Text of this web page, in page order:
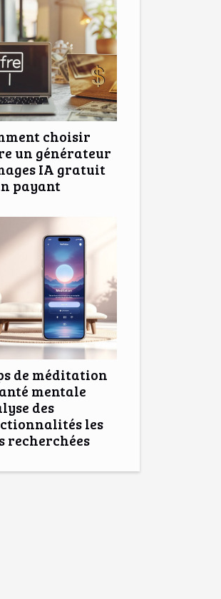
choisir
un générateur
IA gratuit
payant
de méditation
mentale
des
les
recherchées